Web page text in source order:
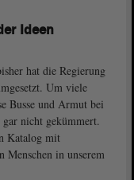
Ideen
hat die Regierung
Um viele
Busse und Armut bei
gar nicht gekümmert.
Katalog mit
Menschen in unserem